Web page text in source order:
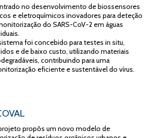
no desenvolvimento de biossensores
e eletroquímicos inovadores para deteção
do SARS-CoV-2 em águas
foi concebido para testes in situ,
e de baixo custo, utilizando materiais
contribuindo para uma
eficiente e sustentável do vírus.
propôs um novo modelo de